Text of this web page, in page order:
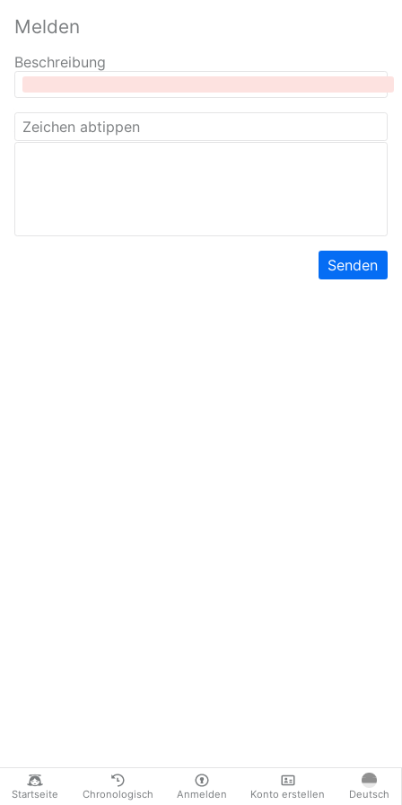
Startseite Chronologisch Anmelden Konto erstellen Deutsch
Melden
Beschreibung
Senden